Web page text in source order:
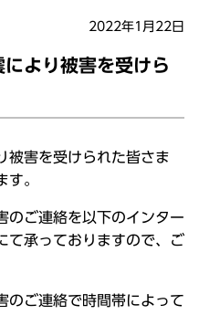
2022年1月22日
より被害を受けら
被害を受けられた皆さま
す。
のご連絡を以下のインター
て承っておりますので、ご
のご連絡で時間帯によって